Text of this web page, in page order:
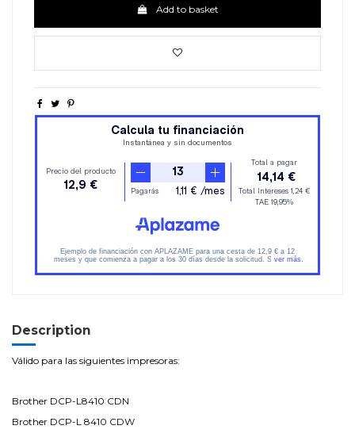
Add to basket
Description
Válido para las siguientes impresoras:
Brother DCP-L8410 CDN
Brother DCP-L 8410 CDW